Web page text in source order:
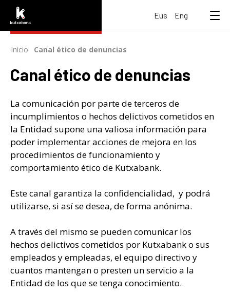
-
Inicio >Canal ético de denuncias
Canal ético de denuncias
La comunicación por parte de terceros de
incumplimientos o hechos delictivos cometidos en
la Entidad supone una valiosa información para
poder implementar acciones de mejora en los
procedimientos de funcionamiento y
comportamiento ético de Kutxabank.
Este canal garantiza la confidencialidad, y podrá
utilizarse, si así se desea, de forma anónima.
A través del mismo se pueden comunicar los
hechos delictivos cometidos por Kutxabank o sus
empleados y empleadas, el equipo directivo y
cuantos mantengan o presten un servicio a la
Entidad de los que se tenga conocimiento.